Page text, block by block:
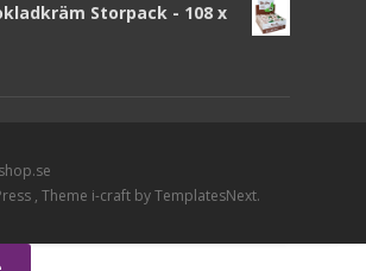
Storpack - 108 x
, Theme i-craft by TemplatesNext.